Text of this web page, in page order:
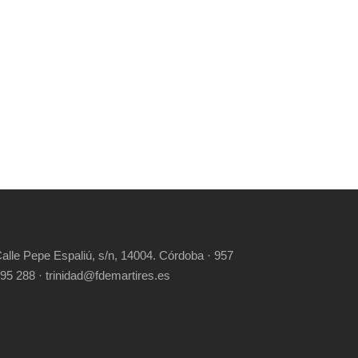
Pepe Espaliú, s/n, 14004. Córdoba · 957
288 · trinidad@fdemartires.es